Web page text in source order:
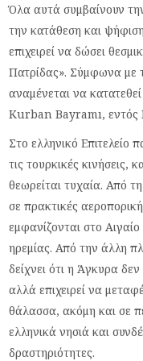
Όλα αυτά συμβαίνουν
την κατάθεση και
επιχειρεί να δώσει
Πατρίδας». Σύμφωνα με
αναμένεται να
Kurban Bayramı, εντός
Στο ελληνικό
τις τουρκικές
θεωρείται τυχαία. Από
σε πρακτικές
εμφανίζονται στο
ηρεμίας. Από την άλλη
δείχνει ότι η Άγκυρα
αλλά επιχειρεί να
θάλασσα, ακόμη και σε
ελληνικά νησιά και
δραστηριότητες.